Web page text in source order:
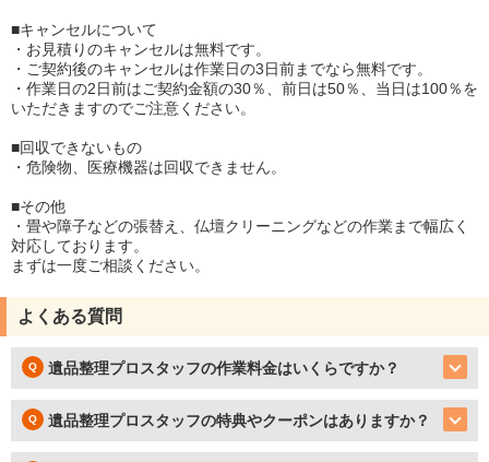
■キャンセルについて
・お見積りのキャンセルは無料です。
・ご契約後のキャンセルは作業日の3日前までなら無料です。
・作業日の2日前はご契約金額の30％、前日は50％、当日は100％を
いただきますのでご注意ください。
■回収できないもの
・危険物、医療機器は回収できません。
■その他
・畳や障子などの張替え、仏壇クリーニングなどの作業まで幅広く
対応しております。
まずは一度ご相談ください。
よくある質問
遺品整理プロスタッフの作業料金はいくらですか？
遺品整理プロスタッフの特典やクーポンはありますか？